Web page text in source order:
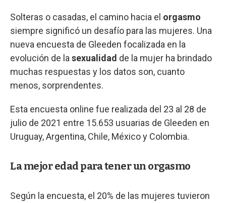
Solteras o casadas, el camino hacia el orgasmo
siempre significó un desafío para las mujeres. Una
nueva encuesta de Gleeden focalizada en la
evolución de la sexualidad de la mujer ha brindado
muchas respuestas y los datos son, cuanto
menos, sorprendentes.
Esta encuesta online fue realizada del 23 al 28 de
julio de 2021 entre 15.653 usuarias de Gleeden en
Uruguay, Argentina, Chile, México y Colombia.
La mejor edad para tener un orgasmo
Según la encuesta, el 20% de las mujeres tuvieron